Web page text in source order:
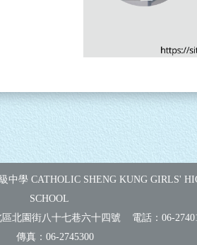
中學 CATHOLIC SHENG KUNG GIRLS'
SCHOOL
區北園街八十七巷六十四號 電話：06-
傳真： 06-2745300